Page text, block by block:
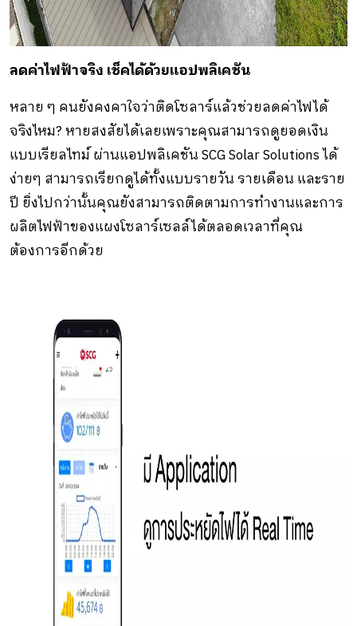
ลดค่าไฟฟ้าจริง เช็คได้ด้วยแอปพลิเคชัน
หลาย ๆ คนยังคงคาใจว่าติดโซลาร์แล้วช่วยลดค่าไฟได้
จริงไหม? หายสงสัยได้เลยเพราะคุณสามารถดูยอดเงิน
แบบเรียลไทม์ ผ่านแอปพลิเคชัน SCG Solar Solutions ได้
ง่ายๆ สามารถเรียกดูได้ทั้งแบบรายวัน รายเดือน และราย
ปี ยิ่งไปกว่านั้นคุณยังสามารถติดตามการทำงานและการ
ผลิตไฟฟ้าของแผงโซลาร์เซลล์ได้ตลอดเวลาที่คุณ
ต้องการอีกด้วย